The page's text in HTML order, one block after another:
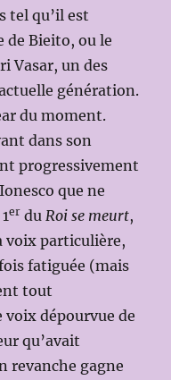
tel qu’il est
de Bieito, ou le
Vasar, un des
génération.
du moment.
dans son
progressivement
que ne
er du Roi se meurt,
voix particulière,
fatiguée (mais
tout
dépourvue de
qu’avait
revanche gagne